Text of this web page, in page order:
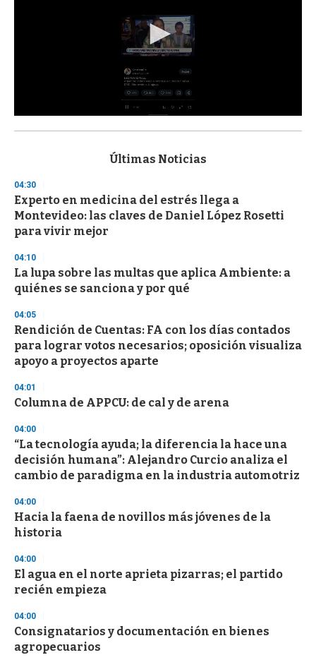
s
d
s
o
f
3
s
e
c
o
d
s
Últimas Noticias
04:30
Experto en medicina del estrés llega a
Montevideo: las claves de Daniel López Rosetti
para vivir mejor
04:10
La lupa sobre las multas que aplica Ambiente: a
quiénes se sanciona y por qué
04:05
Rendición de Cuentas: FA con los días contados
para lograr votos necesarios; oposición visualiza
apoyo a proyectos aparte
04:01
Columna de APPCU: de cal y de arena
04:00
“La tecnología ayuda; la diferencia la hace una
decisión humana”: Alejandro Curcio analiza el
cambio de paradigma en la industria automotriz
04:00
Hacia la faena de novillos más jóvenes de la
historia
04:00
El agua en el norte aprieta pizarras; el partido
recién empieza
04:00
Consignatarios y documentación en bienes
agropecuarios